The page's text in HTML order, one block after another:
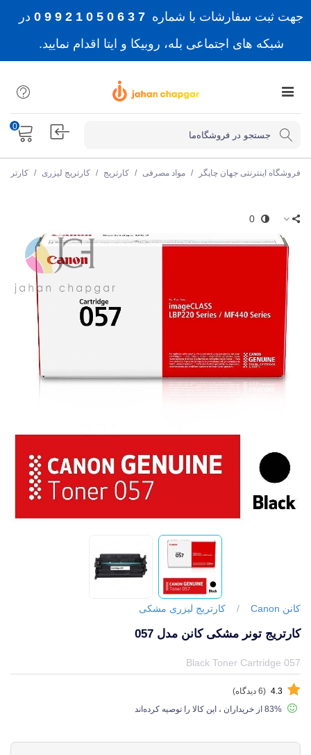
جهت ثبت سفارشات با شماره 7 3 6 0 5 0 1 2 9 9 0
در
شبکه های اجتماعی بله، روبیکا و ایتا اقدام نمایید.
0
فروشگاه اینترنتی جهان چاپگر / مواد مصرفی / کارتریج / کارتریج لیزری /
0
کانن Canon / کارتریج لیزری مشکی
کارتریج تونر مشکی کانن مدل 057
Black Toner Cartridge 057
4.3 (6 دیدگاه)